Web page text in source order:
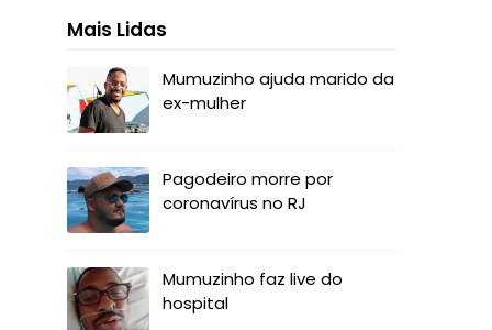
Mais Lidas
Mumuzinho ajuda marido da
ex-mulher
Pagodeiro morre por
coronavírus no RJ
Mumuzinho faz live do
hospital